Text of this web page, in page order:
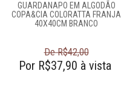
GUARDANAPO EM ALGODÃO
COPA&CIA COLORATTA FRANJA
40X40CM BRANCO
De R$42,00
Por R$37,90 à vista